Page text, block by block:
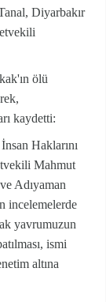
Diyarbakır
ölü
kaydetti:
Haklarını
Mahmut
Adıyaman
incelemelerde
yavrumuzun
ismi
altına